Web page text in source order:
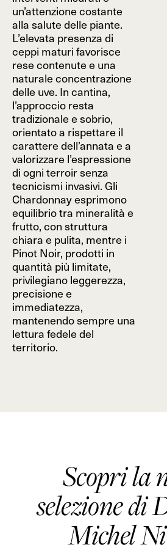
un’attenzione costante
alla salute delle piante.
L’elevata presenza di
ceppi maturi favorisce
rese contenute e una
naturale concentrazione
delle uve. In cantina,
l’approccio resta
tradizionale e sobrio,
orientato a rispettare il
carattere dell’annata e a
valorizzare l’espressione
di ogni terroir senza
tecnicismi invasivi. Gli
Chardonnay esprimono
equilibrio tra mineralità e
frutto, con struttura
chiara e pulita, mentre i
Pinot Noir, prodotti in
quantità più limitate,
privilegiano leggerezza,
precisione e
immediatezza,
mantenendo sempre una
lettura fedele del
territorio.
Scopri la
selezione di
Michel